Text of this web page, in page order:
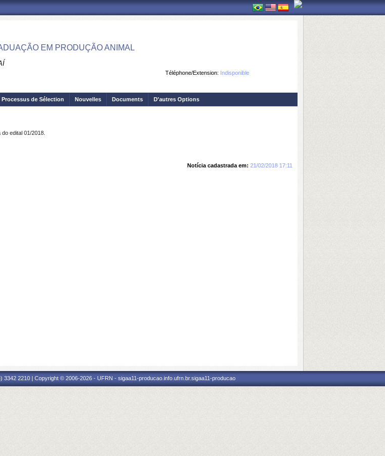
EM PRODUÇÃO ANIMAL
Téléphone/Extension: Indisponible
Processus de Sélection Nouvelles Documents D'autres Options
edital 01/2018.
Notícia cadastrada em: 21/02/2018 17:11
3342 2210 | Copyright © 2006-2026 - UFRN - sigaa11-producao.info.ufrn.br.sigaa11-producao